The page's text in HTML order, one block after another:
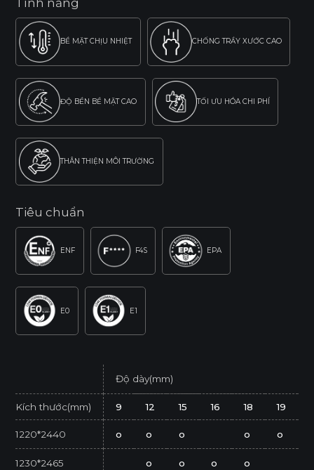
BỀ MẶT CHỊU NHIỆT CHỐNG TRẦY XƯỚC CAO
ĐỘ BỀN BỀ MẶT CAO TỐI ƯU HÓA CHI PHÍ
THÂN THIỆN MÔI TRƯỜNG
Tiêu chuẩn
ENF F4S EPA
E0 E1
Độ dày(mm)
Kích thước(mm) 9 12 15 16 18 19
1220*2440 o o o o o
1230*2465 o o o o